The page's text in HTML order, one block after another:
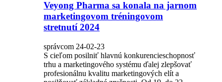
Veyong Pharma sa konala na jarnom
marketingovom tréningovom
stretnutí 2024
správcom 24-02-23
S cieľom posilniť hlavnú konkurencieschopnosť
trhu a marketingového systému ďalej zlepšovať
profesionálnu kvalitu marketingových elít a